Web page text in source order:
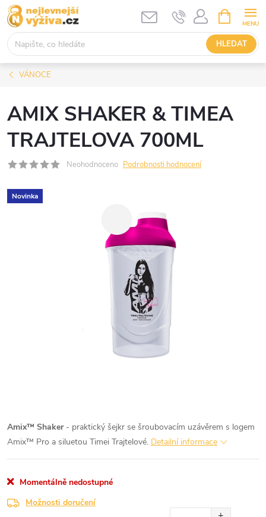
Přejít
na
obsah
HLEDAT
NÁKUPNÍ
KOŠÍK
VÁNOCE
AMIX SHAKER & TIMEA
TRAJTELOVA 700ML
Neohodnoceno Podrobnosti hodnocení
Novinka
Amix™ Shaker- praktický šejkr se šroubovacím uzávěrem s logem
Amix™ Pro a siluetou Timei Trajtelové. Detailní informace
Momentálně nedostupné
Možnosti doručení